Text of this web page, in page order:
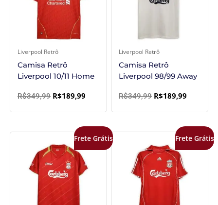
Liverpool Retrô
Camisa Retrô
Liverpool 10/11 Home
R$349,99 R$189,99
Liverpool Retrô
Camisa Retrô
Liverpool 98/99 Away
R$349,99 R$189,99
Frete Grátis
preço
original
era:
R$349,99.
O
é:
R$189,99.
Frete Grátis
preço
original
era:
R$349,99.
O